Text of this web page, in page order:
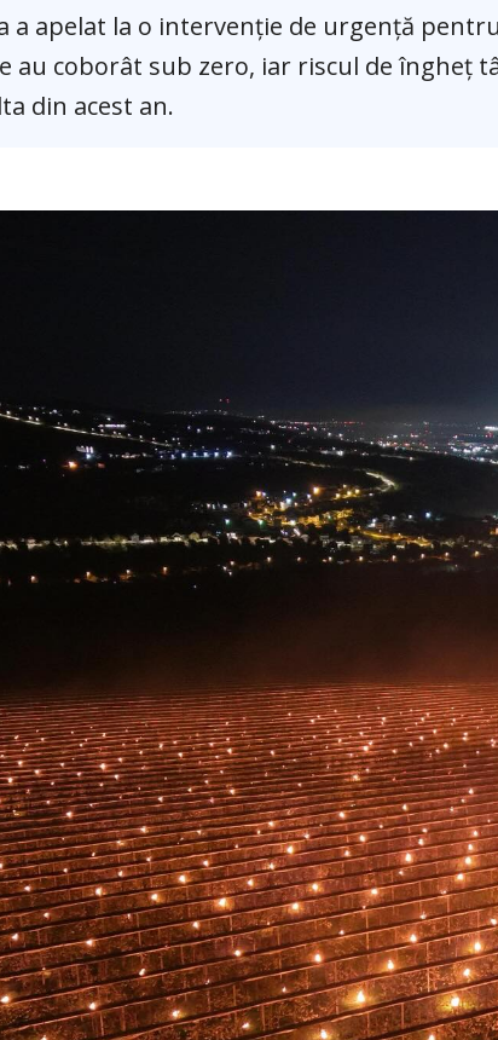
a apelat la o intervenție de urgență
au coborât sub zero, iar riscul de îngheț
din acest an.